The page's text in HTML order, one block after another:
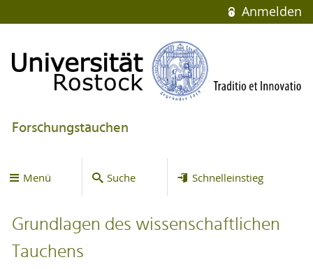
Anmelden
Forschungstauchen
Menü Suche Schnelleinstieg
Grundlagen des wissenschaftlichen
Tauchens